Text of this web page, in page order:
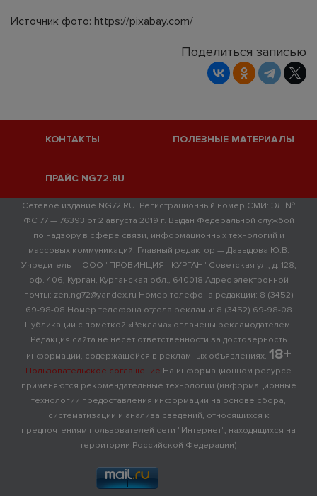
Источник фото: https://pixabay.com/
Поделиться записью
КОНТАКТЫ ПОЛЕЗНЫЕ МАТЕРИАЛЫ
ПРАЙС NG72.RU
Сетевое издание NG72.RU. Регистрационный номер СМИ: ЭЛ №
ФС 77 — 76393 от 2 августа 2019 г. Выдан Федеральной службой
по надзору в сфере связи, информационных технологий и
массовых коммуникаций. Главный редактор — Давыдова Ю.В.
Учредитель — ООО "ПРОВИНЦИЯ - КУРГАН" Советская ул., д. 128,
оф. 406, Курган, Курганская обл., 640018 Адрес электронной
почты: zen.ng72@yandex.ru Номер телефона редакции: 8 (3452)
69-98-08 Номер телефона отдела рекламы: 8 (3452) 69-98-08
Публикации с пометкой «Реклама» оплачены рекламодателем.
Редакция сайта не несет ответственности за достоверность
информации, содержащейся в рекламных объявлениях. 18+
Пользовательское соглашение На информационном ресурсе
применяются рекомендательные технологии (информационные
технологии предоставления информации на основе сбора,
систематизации и анализа сведений, относящихся к
предпочтениям пользователей сети "Интернет", находящихся на
территории Российской Федерации)